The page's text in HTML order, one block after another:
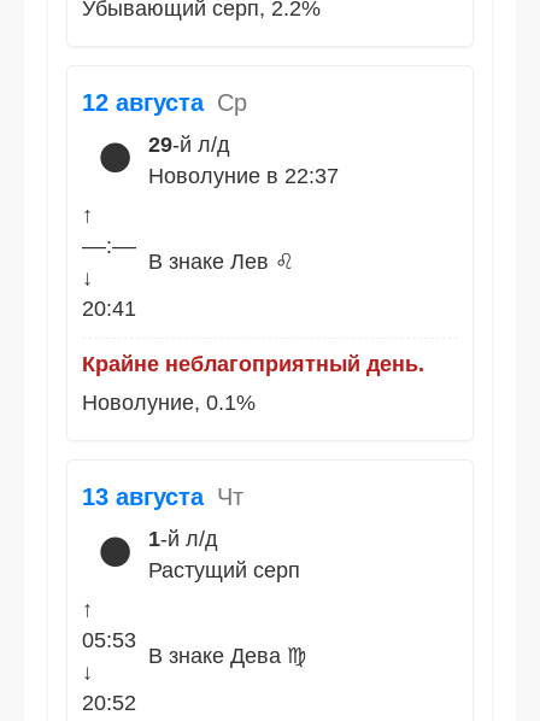
Убывающий серп, 2.2%
12 августа Ср
🌑 29-й л/д
Новолуние в 22:37
↑
––:––
↓
20:41
В знаке Лев ♌
Крайне неблагоприятный день.
Новолуние, 0.1%
13 августа Чт
🌑 1-й л/д
Растущий серп
↑
05:53
↓
20:52
В знаке Дева ♍